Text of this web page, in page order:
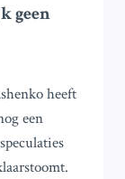
geen
heeft
een